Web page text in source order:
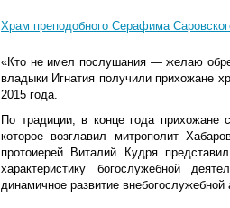
Храм преподобного Серафима
«Кто не имел послушания — желаю
владыки Игнатия получили прихожане
2015 года.
По традиции, в конце года прихожане
которое возглавил митрополит
протоиерей Виталий Кудря
характеристику богослужебной
динамичное развитие внебогослужебной